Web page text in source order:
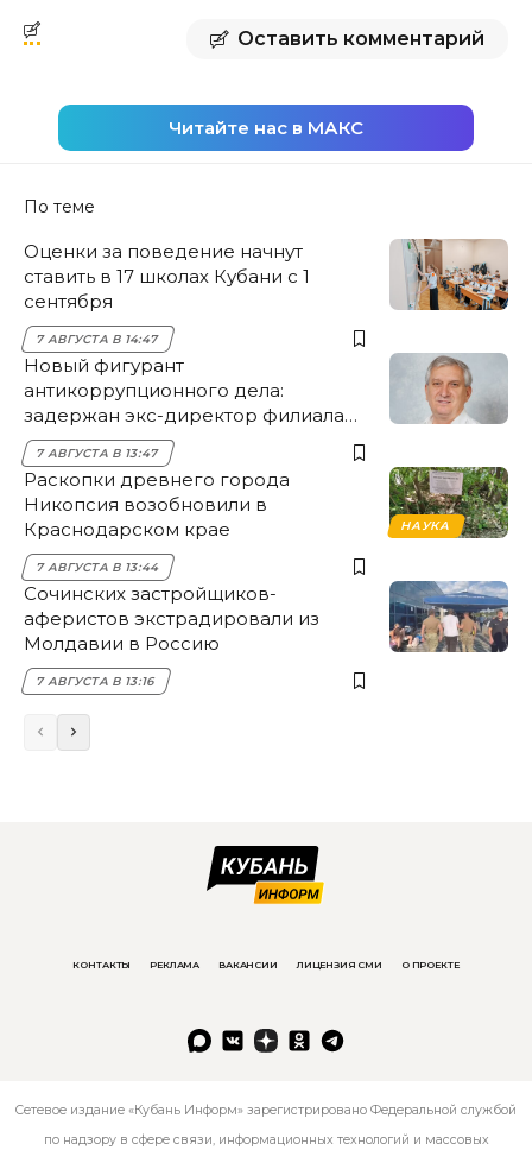
Оставить комментарий
Читайте нас в МАКС
По теме
Оценки за поведение начнут
ставить в 17 школах Кубани с 1
сентября
7 АВГУСТА В 14:47
Новый фигурант
антикоррупционного дела:
задержан экс-директор филиала
НЭСК Крымска
7 АВГУСТА В 13:47
НАУКА
Раскопки древнего города
Никопсия возобновили в
Краснодарском крае
7 АВГУСТА В 13:44
Сочинских застройщиков-
аферистов экстрадировали из
Молдавии в Россию
7 АВГУСТА В 13:16
КОНТАКТЫ РЕКЛАМА ВАКАНСИИ ЛИЦЕНЗИЯ СМИ О ПРОЕКТЕ
Сетевое издание «Кубань Информ» зарегистрировано Федеральной службой
по надзору в сфере связи, информационных технологий и массовых